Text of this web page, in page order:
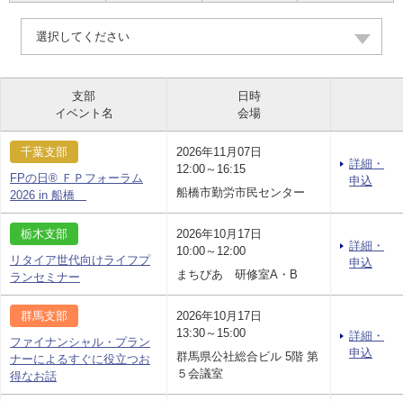
選択してください
支部
イベント名
日時
会場
千葉支部
FPの日® ＦＰフォーラム
2026 in 船橋
2026年11月07日
12:00～16:15
船橋市勤労市民センター
詳細・
申込
栃木支部
リタイア世代向けライフプ
ランセミナー
2026年10月17日
10:00～12:00
まちぴあ 研修室A・B
詳細・
申込
群馬支部
ファイナンシャル・プラン
ナーによるすぐに役立つお
得なお話
2026年10月17日
13:30～15:00
群馬県公社総合ビル 5階 第
５会議室
詳細・
申込